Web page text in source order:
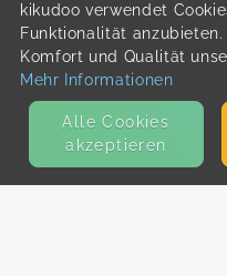
kikudoo verwendet
Funktionalität
Komfort und Qualität
Mehr Informationen
Alle Cookies
akzeptieren